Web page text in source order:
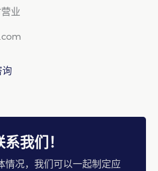
业
我们！
情况，我们可以一起制定应